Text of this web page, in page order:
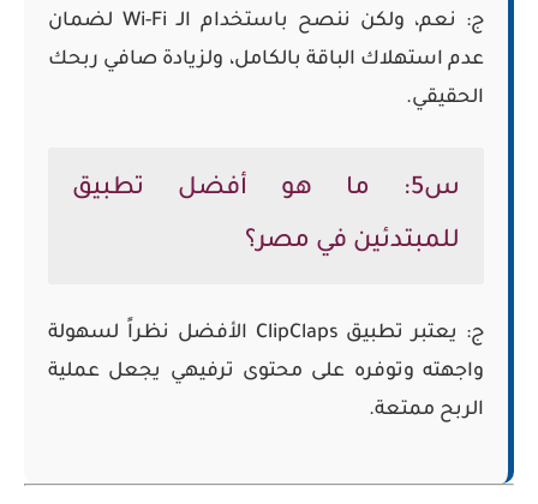
ج: نعم، ولكن ننصح باستخدامالـ Wi-Fi
لضمان
عدم استهلاك الباقة بالكامل، ولزيادة صافي ربحك
الحقيقي.
س5: ما هو أفضل تطبيق
للمبتدئين في مصر؟
ج: يعتبر تطبيقClipClapsالأفضل نظراً لسهولة
واجهته وتوفره على محتوى ترفيهي يجعل عملية
الربح ممتعة.